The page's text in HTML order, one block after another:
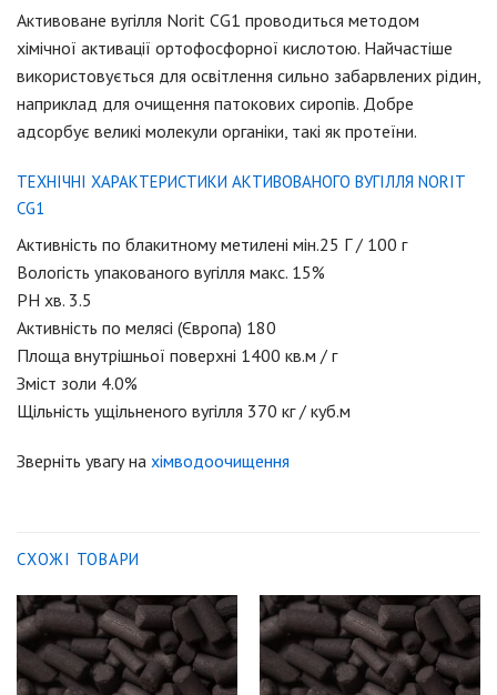
Активоване вугілля Norit CG1 проводиться методом
хімічної активації ортофосфорної кислотою. Найчастіше
використовується для освітлення сильно забарвлених рідин,
наприклад для очищення патокових сиропів. Добре
адсорбує великі молекули органіки, такі як протеїни.
ТЕХНІЧНІ ХАРАКТЕРИСТИКИ АКТИВОВАНОГО ВУГІЛЛЯ NORIT
CG1
Активність по блакитному метилені мін.25 Г / 100 г
Вологість упакованого вугілля макс. 15%
PH хв. 3.5
Активність по мелясі (Європа) 180
Площа внутрішньої поверхні 1400 кв.м / г
Зміст золи 4.0%
Щільність ущільненого вугілля 370 кг / куб.м
Зверніть увагу на хімводоочищення
СХОЖІ ТОВАРИ